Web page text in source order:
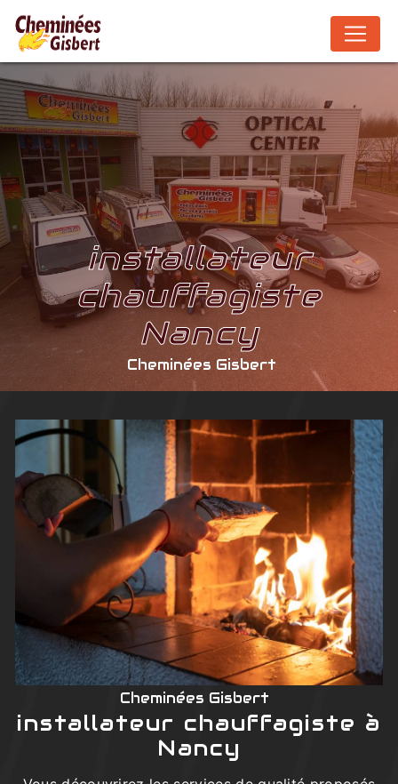
installateur
chauffagiste
Nancy
Cheminées Gisbert
Cheminées Gisbert
installateur chauffagiste à
Nancy